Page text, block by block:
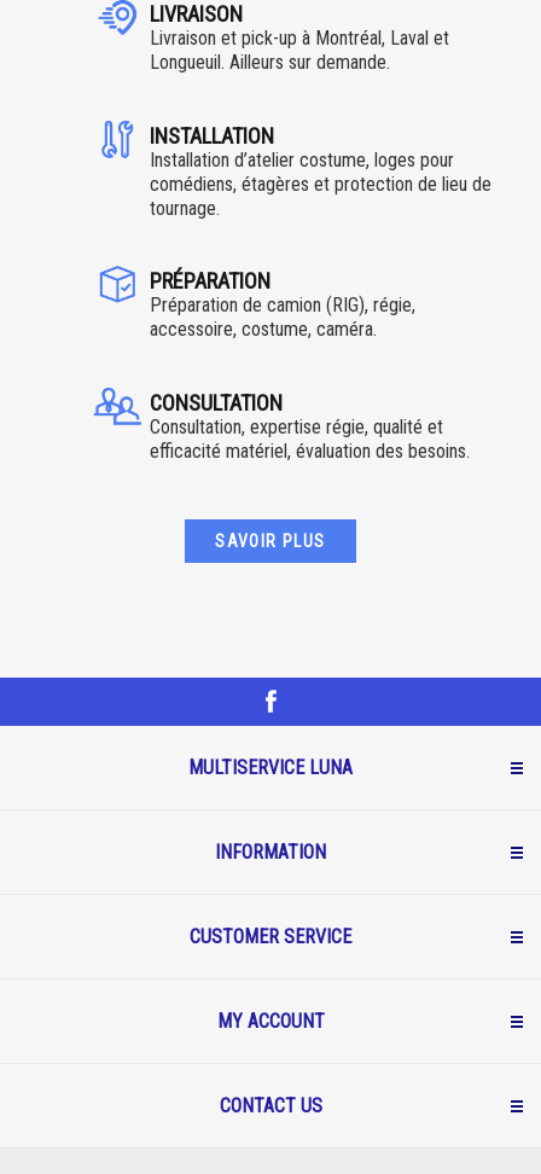
LIVRAISON
Livraison et pick-up à Montréal, Laval et
Longueuil. Ailleurs sur demande.
INSTALLATION
Installation d’atelier costume, loges pour
comédiens, étagères et protection de lieu de
tournage.
PRÉPARATION
Préparation de camion (RIG), régie,
accessoire, costume, caméra.
CONSULTATION
Consultation, expertise régie, qualité et
efficacité matériel, évaluation des besoins.
SAVOIR PLUS
MULTISERVICE LUNA
INFORMATION
CUSTOMER SERVICE
MY ACCOUNT
CONTACT US